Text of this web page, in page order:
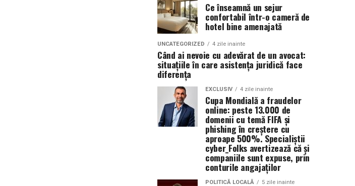
Ce înseamnă un sejur
confortabil într-o cameră de
hotel bine amenajată
UNCATEGORIZED 4 zile inainte
Când ai nevoie cu adevărat de un avocat:
situațiile în care asistența juridică face
diferența
EXCLUSIV 4 zile inainte
Cupa Mondială a fraudelor
online: peste 13.000 de
domenii cu temă FIFA și
phishing în creștere cu
aproape 500%. Specialiștii
cyber_Folks avertizează că și
companiile sunt expuse, prin
conturile angajaților
POLITICĂ LOCALĂ 5 zile inainte